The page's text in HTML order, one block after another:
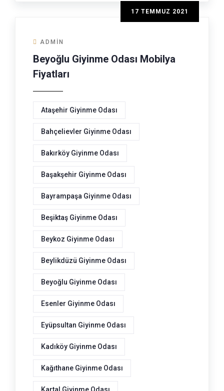
17 TEMMUZ 2021
ADMIN
Beyoğlu Giyinme Odası Mobilya
Fiyatları
Ataşehir Giyinme Odası
Bahçelievler Giyinme Odası
Bakırköy Giyinme Odası
Başakşehir Giyinme Odası
Bayrampaşa Giyinme Odası
Beşiktaş Giyinme Odası
Beykoz Giyinme Odası
Beylikdüzü Giyinme Odası
Beyoğlu Giyinme Odası
Esenler Giyinme Odası
Eyüpsultan Giyinme Odası
Kadıköy Giyinme Odası
Kağıthane Giyinme Odası